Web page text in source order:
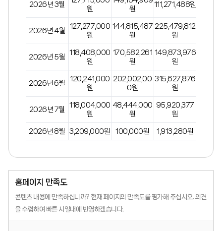
2026년 3월
원
원
111,271,488원
2026년 4월
127,277,000
원
144,815,487
원
225,479,812
원
2026년 5월
118,408,000
원
170,582,261
원
149,873,976
원
2026년 6월
120,241,000
원
202,002,00
0원
315,627,876
원
2026년 7월
118,004,000
원
48,444,000
원
95,920,377
원
2026년 8월 3,209,000원 100,000원 1,913,280원
홈페이지 만족도
콘텐츠 내용에 만족하십니까? 현재 페이지의 만족도를 평가해 주십시오. 의견
을 수렴하여 빠른 시일내에 반영하겠습니다.